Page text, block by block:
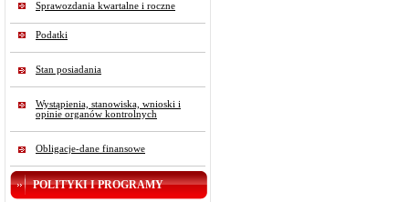
Sprawozdania kwartalne i roczne
Podatki
Stan posiadania
Wystąpienia, stanowiska, wnioski i
opinie organów kontrolnych
Obligacje-dane finansowe
POLITYKI I PROGRAMY